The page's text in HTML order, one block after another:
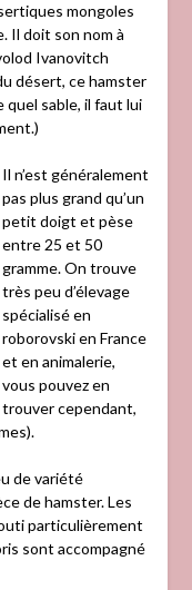
mongoles
Il doit son nom à
Ivanovitch
désert, ce hamster
quel sable, il faut lui
Il n’est généralement
pas plus grand qu’un
petit doigt et pèse
entre 25 et 50
gramme. On trouve
très peu d’élevage
spécialisé en
roborovski en France
et en animalerie,
vous pouvez en
trouver cependant,
de variété
de hamster. Les
particulièrement
sont accompagné